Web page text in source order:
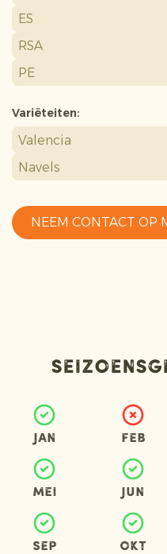
ES
RSA
PE
Variëteiten:
Valencia
Navels
NEEM CONTACT OP
Jan Feb
Mei Jun
Sep Okt